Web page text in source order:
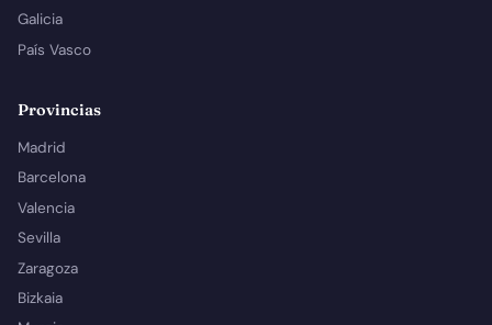
Galicia
País Vasco
Provincias
Madrid
Barcelona
Valencia
Sevilla
Zaragoza
Bizkaia